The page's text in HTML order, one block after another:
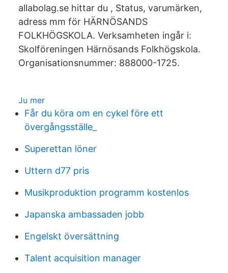
allabolag.se hittar du , Status, varumärken,
adress mm för HÄRNÖSANDS
FOLKHÖGSKOLA. Verksamheten ingår i:
Skolföreningen Härnösands Folkhögskola.
Organisationsnummer: 888000-1725.
Ju mer
Får du köra om en cykel före ett
övergångsställe_
Superettan löner
Uttern d77 pris
Musikproduktion programm kostenlos
Japanska ambassaden jobb
Engelskt översättning
Talent acquisition manager